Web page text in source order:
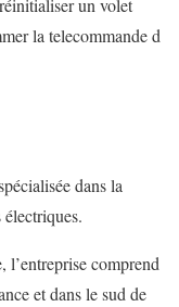
un volet
la telecommande d
dans la
l’entreprise comprend
et dans le sud de